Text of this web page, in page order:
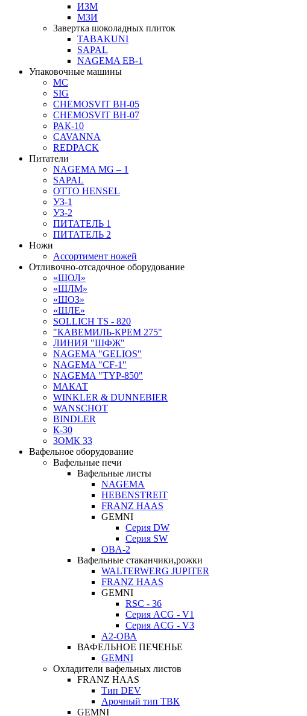
ИЗМ
МЗИ
Завертка шоколадных плиток
TABAKUNI
SAPAL
NAGEMA EB-1
Упаковочные машины
MC
SIG
CHEMOSVIT BH-05
CHEMOSVIT BH-07
РАК-10
CAVANNA
REDPACK
Питатели
NAGEMA MG – 1
SAPAL
OTTO HENSEL
УЗ-1
УЗ-2
ПИТАТЕЛЬ 1
ПИТАТЕЛЬ 2
Ножи
Ассортимент ножей
Отливочно-отсадочное оборудование
«ШОЛ»
«ШЛМ»
«ШОЗ»
«ШЛЕ»
SOLLICH TS - 820
"КАВЕМИЛЬ-КРЕМ 275"
ЛИНИЯ "ШФЖ"
NAGEMA "GELIOS"
NAGEMA "CF-1"
NAGEMA "TYP-850"
МАКАТ
WINKLER & DUNNEBIER
WANSCHOT
BINDLER
К-30
ЗОМК 33
Вафельное оборудование
Вафельные печи
Вафельные листы
NAGEMA
HEBENSTREIT
FRANZ HAAS
GEMNI
Серия DW
Серия SW
OBA-2
Вафельные стаканчики,рожки
WALTERWERG JUPITER
FRANZ HAAS
GEMNI
RSC - 36
Серия ACG - V1
Серия ACG - V3
А2-ОВА
ВАФЕЛЬНОЕ ПЕЧЕНЬЕ
GEMNI
Охладители вафельных листов
FRANZ HAAS
Тип DEV
Арочный тип ТВК
GEMNI